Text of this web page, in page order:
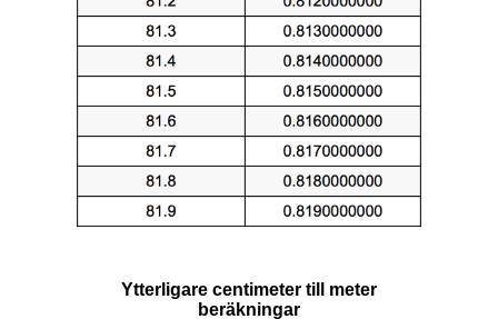
Ytterligare centimeter till meter
beräkningar